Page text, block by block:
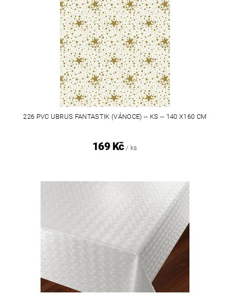
226 PVC UBRUS FANTASTIK (VÁNOCE) -- KS -- 140 X160 CM
169 Kč / ks